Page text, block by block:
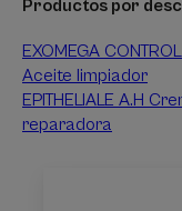
Productos por
EXOMEGA CONTROL
Aceite limpiador
EPITHELIALE A.H
reparadora